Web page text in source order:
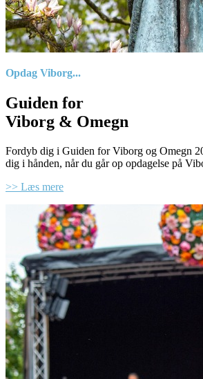
Opdag Viborg...
Guiden for
Viborg & Omegn
Fordyb dig i Guiden for Viborg og Omegn
dig i hånden, når du går op opdagelse på
>> Læs mere